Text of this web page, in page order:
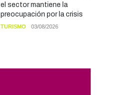
el sector mantiene la
preocupación por la crisis
TURISMO 03/08/2026